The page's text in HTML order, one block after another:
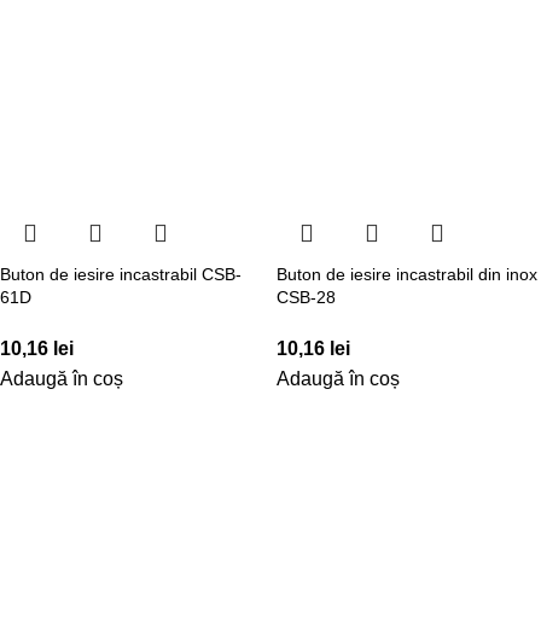
Buton de iesire incastrabil CSB-
61D
10,16 lei
Adaugă în coș
Buton de iesire incastrabil din inox
CSB-28
10,16 lei
Adaugă în coș